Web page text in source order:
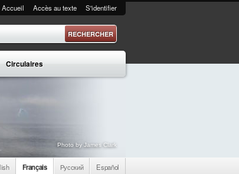
Accueil Accès au texte S'identifier
Circulaires
Photo by James Clark
Français Русский Español